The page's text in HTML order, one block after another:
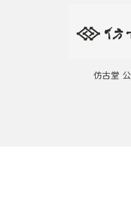
仿古堂